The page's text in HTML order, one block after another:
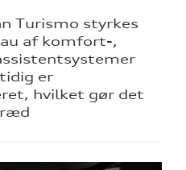
Turismo styrkes
af komfort-,
er
hvilket gør det